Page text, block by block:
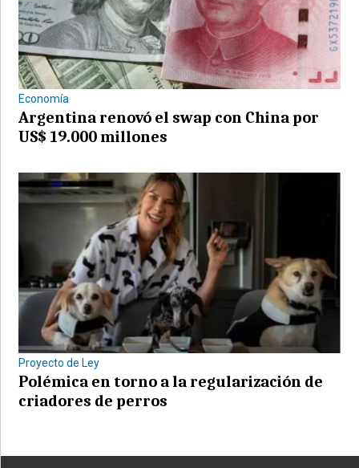
Economía
Argentina renovó el swap con China por
US$ 19.000 millones
Proyecto de Ley
Polémica en torno a la regularización de
criadores de perros